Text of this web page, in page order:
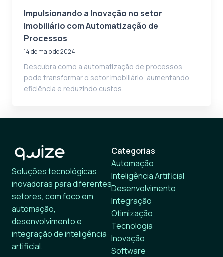
Impulsionando a Inovação no setor
Imobiliário com Automatização de
Processos
14 de maio de 2024
Descubra como a automatização de processos
pode transformar o setor imobiliário, aumentando
eficiência e reduzindo custos.
Soluções tecnológicas
inovadoras para diferentes
setores, com foco em
automação,
desenvolvimento e
integração de inteligência
artificial.
Categorias
Automação
Inteligência Artificial
Desenvolvimento
Integração
Otimização
Tecnologia
Inovação
Software